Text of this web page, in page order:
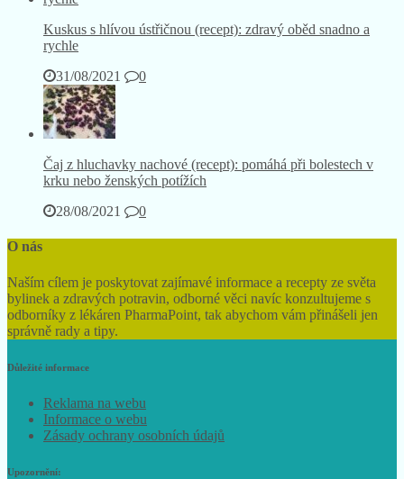
Kuskus s hlívou ústřičnou (recept): zdravý oběd snadno a
rychle
31/08/2021
0
Čaj z hluchavky nachové (recept): pomáhá při bolestech v
krku nebo ženských potížích
28/08/2021
0
O nás
Naším cílem je poskytovat zajímavé informace a recepty ze světa
bylinek a zdravých potravin, odborné věci navíc konzultujeme s
odborníky z lékáren PharmaPoint, tak abychom vám přinášeli jen
správně rady a tipy.
Důležité informace
Reklama na webu
Informace o webu
Zásady ochrany osobních údajů
Upozornění: